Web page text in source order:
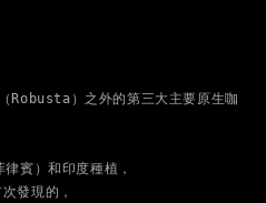
Robusta）之外的第三大主要原生咖
賓）和印度種植，
發現的，